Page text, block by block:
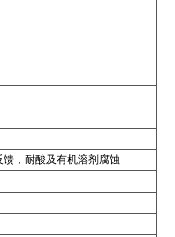
，耐酸及有机溶剂腐蚀